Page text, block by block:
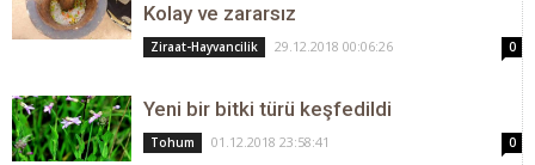
Kolay ve zararsız
Ziraat-Hayvancilik 29.12.2018 00:06:26 0
Yeni bir bitki türü keşfedildi
Tohum 01.12.2018 23:58:41 0